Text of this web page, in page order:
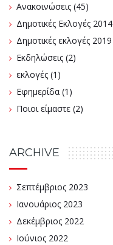
Ανακοινώσεις (45)
Δημοτικές Εκλογές 2014
Δημοτικές εκλογές 2019
Εκδηλώσεις (2)
εκλογές (1)
Εφημερίδα (1)
Ποιοι είμαστε (2)
ARCHIVE
Σεπτέμβριος 2023
Ιανουάριος 2023
Δεκέμβριος 2022
Ιούνιος 2022